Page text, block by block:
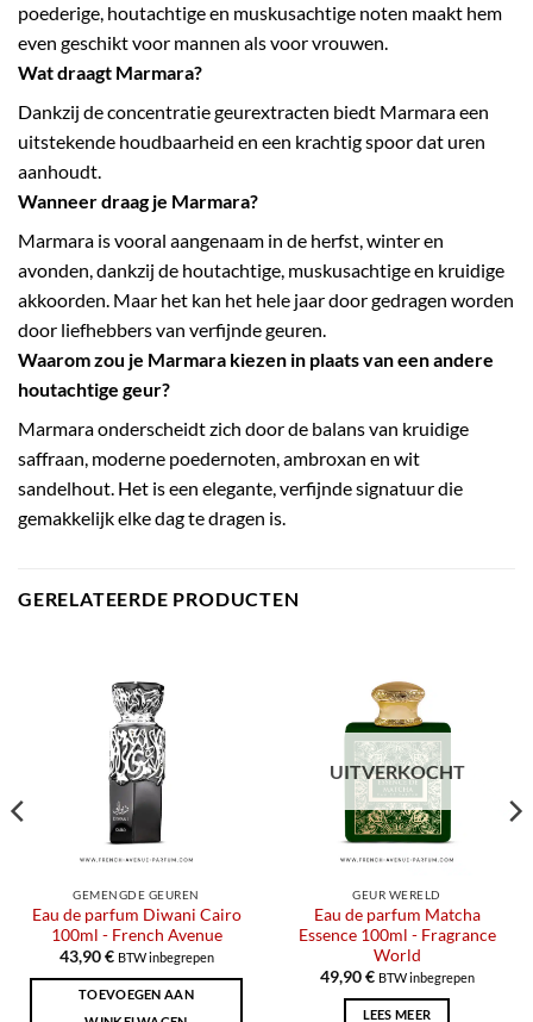
poederige, houtachtige en muskusachtige noten maakt hem
even geschikt voor mannen als voor vrouwen.
Wat draagt Marmara?
Dankzij de concentratie geurextracten biedt Marmara een
uitstekende houdbaarheid en een krachtig spoor dat uren
aanhoudt.
Wanneer draag je Marmara?
Marmara is vooral aangenaam in de herfst, winter en
avonden, dankzij de houtachtige, muskusachtige en kruidige
akkoorden. Maar het kan het hele jaar door gedragen worden
door liefhebbers van verfijnde geuren.
Waarom zou je Marmara kiezen in plaats van een andere
houtachtige geur?
Marmara onderscheidt zich door de balans van kruidige
saffraan, moderne poedernoten, ambroxan en wit
sandelhout. Het is een elegante, verfijnde signatuur die
gemakkelijk elke dag te dragen is.
GERELATEERDE PRODUCTEN
GEMENGDE GEUREN
Eau de parfum Diwani Cairo
100ml - French Avenue
43,90€ BTW inbegrepen
TOEVOEGEN AAN
UITVERKOCHT
GEUR WERELD
Eau de parfum Matcha
Essence 100ml - Fragrance
World
49,90€ BTW inbegrepen
LEES MEER